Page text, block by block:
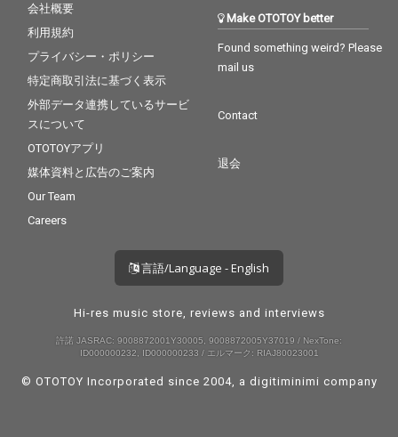
会社概要
利用規約
プライバシー・ポリシー
特定商取引法に基づく表示
外部データ連携しているサービ
スについて
OTOTOYアプリ
媒体資料と広告のご案内
Our Team
Careers
Make OTOTOY better
Found something weird? Please
mail us
Contact
退会
言語/Language - English
Hi-res music store, reviews and interviews
許諾 JASRAC: 9008872001Y30005, 9008872005Y37019 / NexTone:
ID000000232, ID000000233 / エルマーク: RIAJ80023001
© OTOTOY Incorporated since 2004, a digitiminimi company